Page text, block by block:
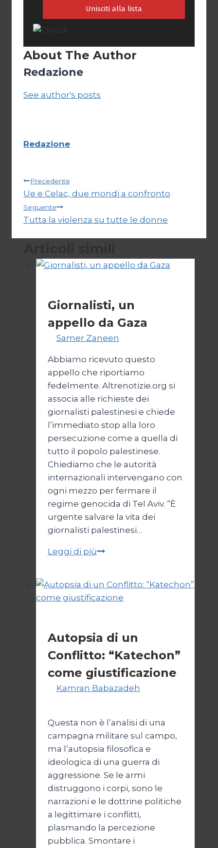
About The Author
Redazione
See author's posts
Redazione
Navigazione
articoli
Precedente
Ue e Celac, due mondi a confronto
Seguente
Tutta la violenza su tutte le donne
Giornalisti, un
appello da Gaza
Samer Zaneen
Abbiamo ricevuto questo
appello che riportiamo
fedelmente. Altrenotizie.org si
associa alle richieste dei
giornalisti palestinesi e chiede
l’immediato stop alla loro
persecuzione come a quella di
tutto il popolo palestinese.
Chiediamo che le autorità
internazionali intervengano con
ogni mezzo per fermare il
regime genocida di Tel Aviv. “È
urgente salvare la vita dei
giornalisti palestinesi…
Leggi di piùGiornalisti,
da
Gaza
Autopsia di un
Conflitto: “Katechon”
come giustificazione
Kamran Babazadeh
Questa non è l’analisi di una
campagna militare sul campo,
ma l’autopsia filosofica e
ideologica di una guerra di
aggressione. Se le armi
distruggono i corpi, sono le
narrazioni e le dottrine politiche
a legittimare i conflitti,
plasmando la percezione
pubblica. Smontare i